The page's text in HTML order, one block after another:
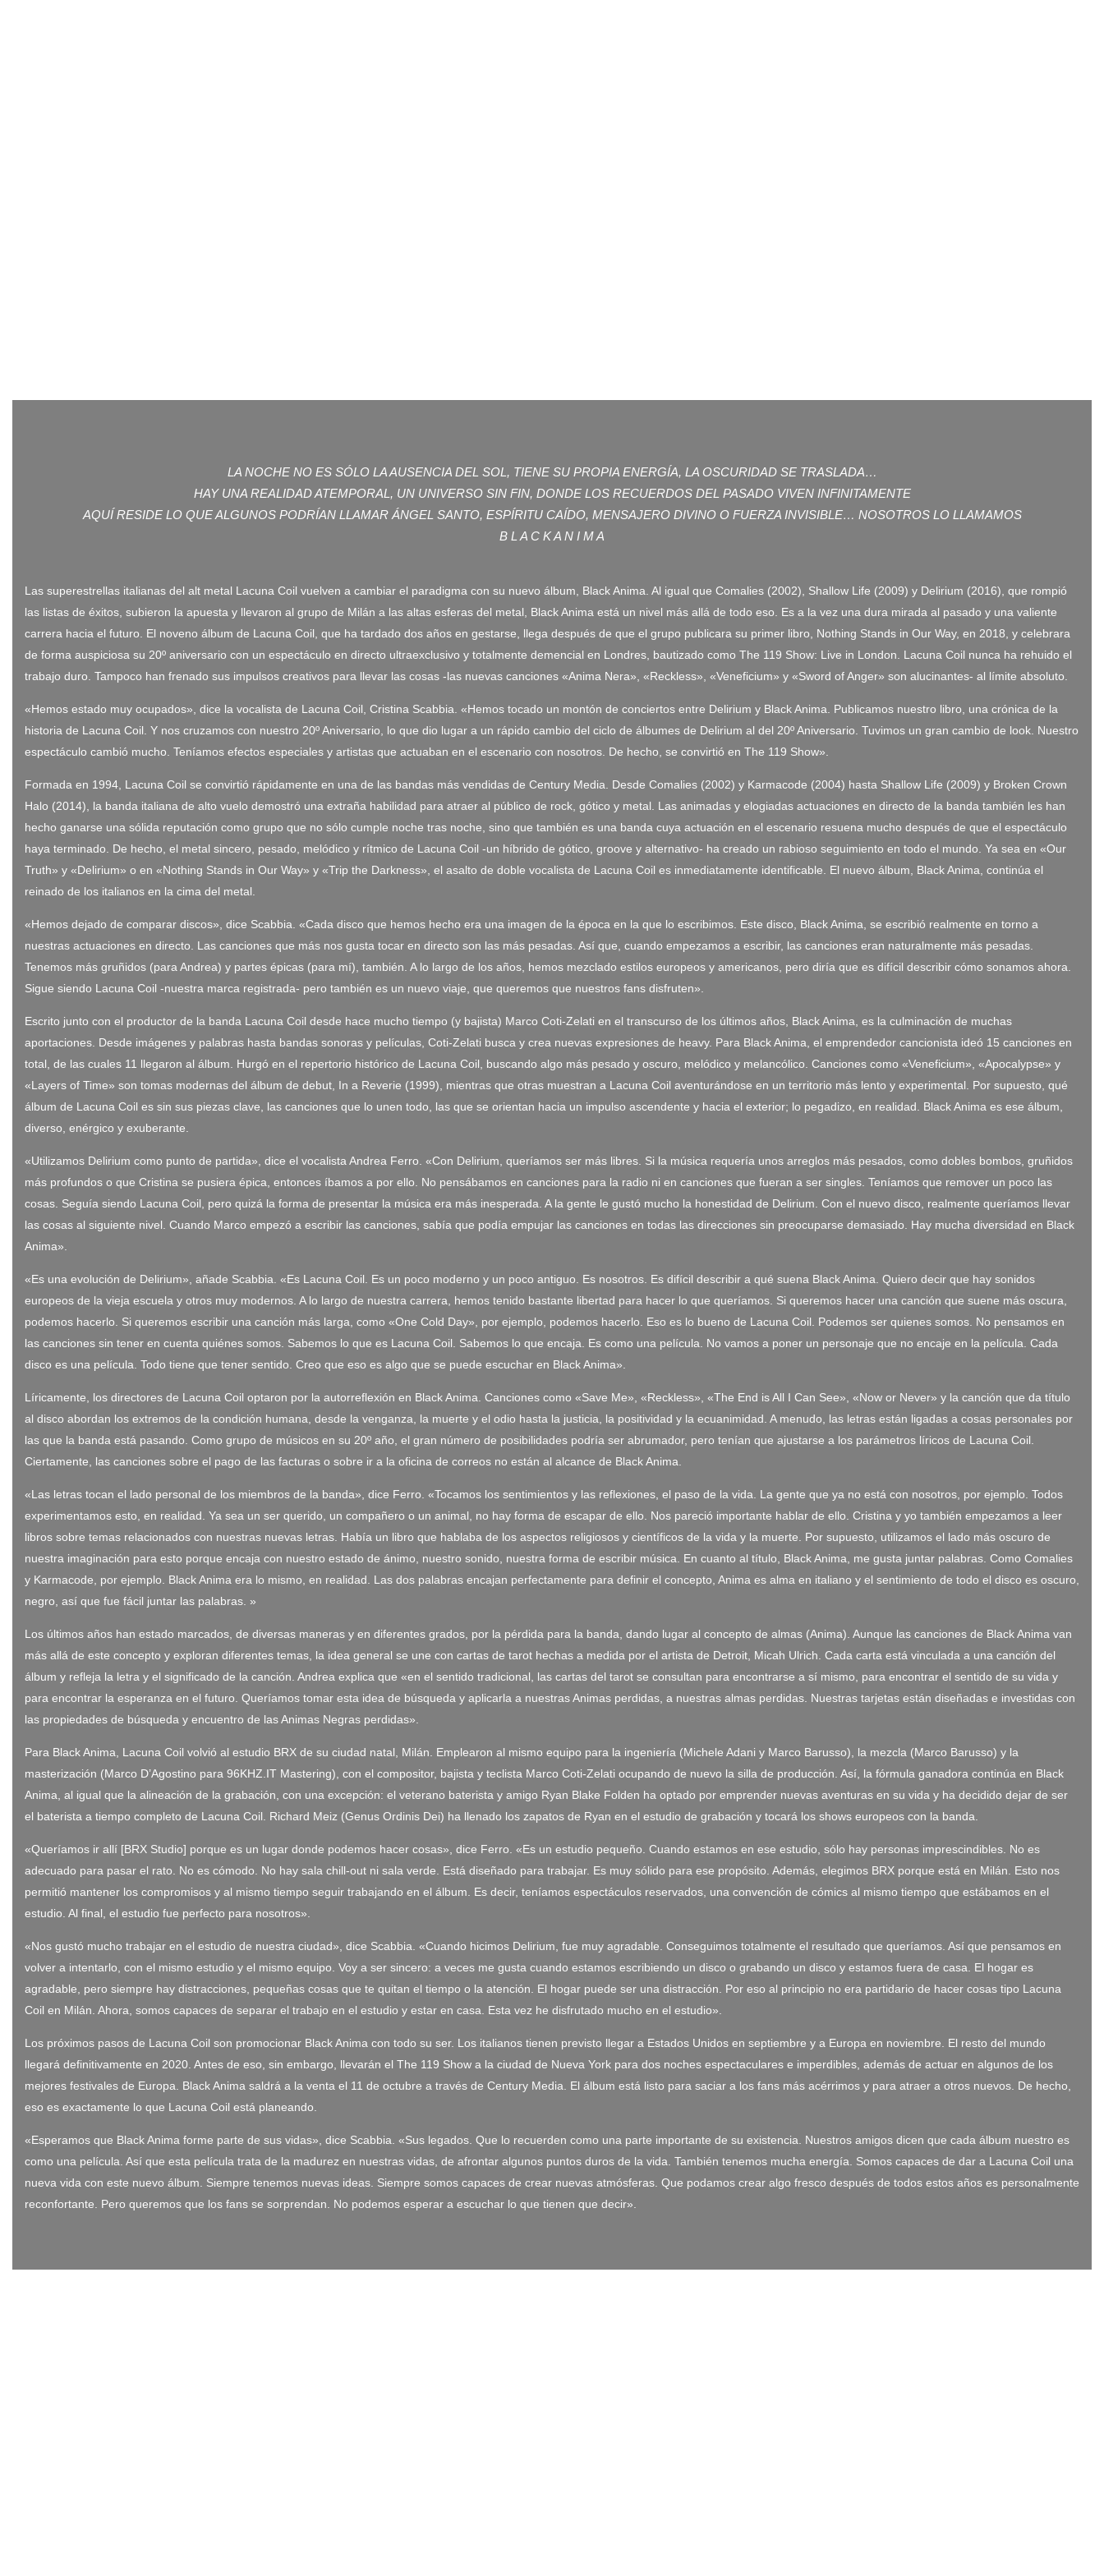
LA NOCHE NO ES SÓLO LA AUSENCIA DEL SOL, TIENE SU PROPIA ENERGÍA, LA OSCURIDAD SE TRASLADA…
HAY UNA REALIDAD ATEMPORAL, UN UNIVERSO SIN FIN, DONDE LOS RECUERDOS DEL PASADO VIVEN INFINITAMENTE
AQUÍ RESIDE LO QUE ALGUNOS PODRÍAN LLAMAR ÁNGEL SANTO, ESPÍRITU CAÍDO, MENSAJERO DIVINO O FUERZA INVISIBLE… NOSOTROS LO LLAMAMOS
B L A C K A N I M A
Las superestrellas italianas del alt metal Lacuna Coil vuelven a cambiar el paradigma con su nuevo álbum, Black Anima. Al igual que Comalies (2002), Shallow Life (2009) y Delirium (2016), que rompió
las listas de éxitos, subieron la apuesta y llevaron al grupo de Milán a las altas esferas del metal, Black Anima está un nivel más allá de todo eso. Es a la vez una dura mirada al pasado y una valiente
carrera hacia el futuro. El noveno álbum de Lacuna Coil, que ha tardado dos años en gestarse, llega después de que el grupo publicara su primer libro, Nothing Stands in Our Way, en 2018, y celebrara
de forma auspiciosa su 20º aniversario con un espectáculo en directo ultraexclusivo y totalmente demencial en Londres, bautizado como The 119 Show: Live in London. Lacuna Coil nunca ha rehuido el
trabajo duro. Tampoco han frenado sus impulsos creativos para llevar las cosas -las nuevas canciones «Anima Nera», «Reckless», «Veneficium» y «Sword of Anger» son alucinantes- al límite absoluto.
«Hemos estado muy ocupados», dice la vocalista de Lacuna Coil, Cristina Scabbia. «Hemos tocado un montón de conciertos entre Delirium y Black Anima. Publicamos nuestro libro, una crónica de la
historia de Lacuna Coil. Y nos cruzamos con nuestro 20º Aniversario, lo que dio lugar a un rápido cambio del ciclo de álbumes de Delirium al del 20º Aniversario. Tuvimos un gran cambio de look. Nuestro
espectáculo cambió mucho. Teníamos efectos especiales y artistas que actuaban en el escenario con nosotros. De hecho, se convirtió en The 119 Show».
Formada en 1994, Lacuna Coil se convirtió rápidamente en una de las bandas más vendidas de Century Media. Desde Comalies (2002) y Karmacode (2004) hasta Shallow Life (2009) y Broken Crown
Halo (2014), la banda italiana de alto vuelo demostró una extraña habilidad para atraer al público de rock, gótico y metal. Las animadas y elogiadas actuaciones en directo de la banda también les han
hecho ganarse una sólida reputación como grupo que no sólo cumple noche tras noche, sino que también es una banda cuya actuación en el escenario resuena mucho después de que el espectáculo
haya terminado. De hecho, el metal sincero, pesado, melódico y rítmico de Lacuna Coil -un híbrido de gótico, groove y alternativo- ha creado un rabioso seguimiento en todo el mundo. Ya sea en «Our
Truth» y «Delirium» o en «Nothing Stands in Our Way» y «Trip the Darkness», el asalto de doble vocalista de Lacuna Coil es inmediatamente identificable. El nuevo álbum, Black Anima, continúa el
reinado de los italianos en la cima del metal.
«Hemos dejado de comparar discos», dice Scabbia. «Cada disco que hemos hecho era una imagen de la época en la que lo escribimos. Este disco, Black Anima, se escribió realmente en torno a
nuestras actuaciones en directo. Las canciones que más nos gusta tocar en directo son las más pesadas. Así que, cuando empezamos a escribir, las canciones eran naturalmente más pesadas.
Tenemos más gruñidos (para Andrea) y partes épicas (para mí), también. A lo largo de los años, hemos mezclado estilos europeos y americanos, pero diría que es difícil describir cómo sonamos ahora.
Sigue siendo Lacuna Coil -nuestra marca registrada- pero también es un nuevo viaje, que queremos que nuestros fans disfruten».
Escrito junto con el productor de la banda Lacuna Coil desde hace mucho tiempo (y bajista) Marco Coti-Zelati en el transcurso de los últimos años, Black Anima, es la culminación de muchas
aportaciones. Desde imágenes y palabras hasta bandas sonoras y películas, Coti-Zelati busca y crea nuevas expresiones de heavy. Para Black Anima, el emprendedor cancionista ideó 15 canciones en
total, de las cuales 11 llegaron al álbum. Hurgó en el repertorio histórico de Lacuna Coil, buscando algo más pesado y oscuro, melódico y melancólico. Canciones como «Veneficium», «Apocalypse» y
«Layers of Time» son tomas modernas del álbum de debut, In a Reverie (1999), mientras que otras muestran a Lacuna Coil aventurándose en un territorio más lento y experimental. Por supuesto, qué
álbum de Lacuna Coil es sin sus piezas clave, las canciones que lo unen todo, las que se orientan hacia un impulso ascendente y hacia el exterior; lo pegadizo, en realidad. Black Anima es ese álbum,
diverso, enérgico y exuberante.
«Utilizamos Delirium como punto de partida», dice el vocalista Andrea Ferro. «Con Delirium, queríamos ser más libres. Si la música requería unos arreglos más pesados, como dobles bombos, gruñidos
más profundos o que Cristina se pusiera épica, entonces íbamos a por ello. No pensábamos en canciones para la radio ni en canciones que fueran a ser singles. Teníamos que remover un poco las
cosas. Seguía siendo Lacuna Coil, pero quizá la forma de presentar la música era más inesperada. A la gente le gustó mucho la honestidad de Delirium. Con el nuevo disco, realmente queríamos llevar
las cosas al siguiente nivel. Cuando Marco empezó a escribir las canciones, sabía que podía empujar las canciones en todas las direcciones sin preocuparse demasiado. Hay mucha diversidad en Black
Anima».
«Es una evolución de Delirium», añade Scabbia. «Es Lacuna Coil. Es un poco moderno y un poco antiguo. Es nosotros. Es difícil describir a qué suena Black Anima. Quiero decir que hay sonidos
europeos de la vieja escuela y otros muy modernos. A lo largo de nuestra carrera, hemos tenido bastante libertad para hacer lo que queríamos. Si queremos hacer una canción que suene más oscura,
podemos hacerlo. Si queremos escribir una canción más larga, como «One Cold Day», por ejemplo, podemos hacerlo. Eso es lo bueno de Lacuna Coil. Podemos ser quienes somos. No pensamos en
las canciones sin tener en cuenta quiénes somos. Sabemos lo que es Lacuna Coil. Sabemos lo que encaja. Es como una película. No vamos a poner un personaje que no encaje en la película. Cada
disco es una película. Todo tiene que tener sentido. Creo que eso es algo que se puede escuchar en Black Anima».
Líricamente, los directores de Lacuna Coil optaron por la autorreflexión en Black Anima. Canciones como «Save Me», «Reckless», «The End is All I Can See», «Now or Never» y la canción que da título
al disco abordan los extremos de la condición humana, desde la venganza, la muerte y el odio hasta la justicia, la positividad y la ecuanimidad. A menudo, las letras están ligadas a cosas personales por
las que la banda está pasando. Como grupo de músicos en su 20º año, el gran número de posibilidades podría ser abrumador, pero tenían que ajustarse a los parámetros líricos de Lacuna Coil.
Ciertamente, las canciones sobre el pago de las facturas o sobre ir a la oficina de correos no están al alcance de Black Anima.
«Las letras tocan el lado personal de los miembros de la banda», dice Ferro. «Tocamos los sentimientos y las reflexiones, el paso de la vida. La gente que ya no está con nosotros, por ejemplo. Todos
experimentamos esto, en realidad. Ya sea un ser querido, un compañero o un animal, no hay forma de escapar de ello. Nos pareció importante hablar de ello. Cristina y yo también empezamos a leer
libros sobre temas relacionados con nuestras nuevas letras. Había un libro que hablaba de los aspectos religiosos y científicos de la vida y la muerte. Por supuesto, utilizamos el lado más oscuro de
nuestra imaginación para esto porque encaja con nuestro estado de ánimo, nuestro sonido, nuestra forma de escribir música. En cuanto al título, Black Anima, me gusta juntar palabras. Como Comalies
y Karmacode, por ejemplo. Black Anima era lo mismo, en realidad. Las dos palabras encajan perfectamente para definir el concepto, Anima es alma en italiano y el sentimiento de todo el disco es oscuro,
negro, así que fue fácil juntar las palabras. »
Los últimos años han estado marcados, de diversas maneras y en diferentes grados, por la pérdida para la banda, dando lugar al concepto de almas (Anima). Aunque las canciones de Black Anima van
más allá de este concepto y exploran diferentes temas, la idea general se une con cartas de tarot hechas a medida por el artista de Detroit, Micah Ulrich. Cada carta está vinculada a una canción del
álbum y refleja la letra y el significado de la canción. Andrea explica que «en el sentido tradicional, las cartas del tarot se consultan para encontrarse a sí mismo, para encontrar el sentido de su vida y
para encontrar la esperanza en el futuro. Queríamos tomar esta idea de búsqueda y aplicarla a nuestras Animas perdidas, a nuestras almas perdidas. Nuestras tarjetas están diseñadas e investidas con
las propiedades de búsqueda y encuentro de las Animas Negras perdidas».
Para Black Anima, Lacuna Coil volvió al estudio BRX de su ciudad natal, Milán. Emplearon al mismo equipo para la ingeniería (Michele Adani y Marco Barusso), la mezcla (Marco Barusso) y la
masterización (Marco D’Agostino para 96KHZ.IT Mastering), con el compositor, bajista y teclista Marco Coti-Zelati ocupando de nuevo la silla de producción. Así, la fórmula ganadora continúa en Black
Anima, al igual que la alineación de la grabación, con una excepción: el veterano baterista y amigo Ryan Blake Folden ha optado por emprender nuevas aventuras en su vida y ha decidido dejar de ser
el baterista a tiempo completo de Lacuna Coil. Richard Meiz (Genus Ordinis Dei) ha llenado los zapatos de Ryan en el estudio de grabación y tocará los shows europeos con la banda.
«Queríamos ir allí [BRX Studio] porque es un lugar donde podemos hacer cosas», dice Ferro. «Es un estudio pequeño. Cuando estamos en ese estudio, sólo hay personas imprescindibles. No es
adecuado para pasar el rato. No es cómodo. No hay sala chill-out ni sala verde. Está diseñado para trabajar. Es muy sólido para ese propósito. Además, elegimos BRX porque está en Milán. Esto nos
permitió mantener los compromisos y al mismo tiempo seguir trabajando en el álbum. Es decir, teníamos espectáculos reservados, una convención de cómics al mismo tiempo que estábamos en el
estudio. Al final, el estudio fue perfecto para nosotros».
«Nos gustó mucho trabajar en el estudio de nuestra ciudad», dice Scabbia. «Cuando hicimos Delirium, fue muy agradable. Conseguimos totalmente el resultado que queríamos. Así que pensamos en
volver a intentarlo, con el mismo estudio y el mismo equipo. Voy a ser sincero: a veces me gusta cuando estamos escribiendo un disco o grabando un disco y estamos fuera de casa. El hogar es
agradable, pero siempre hay distracciones, pequeñas cosas que te quitan el tiempo o la atención. El hogar puede ser una distracción. Por eso al principio no era partidario de hacer cosas tipo Lacuna
Coil en Milán. Ahora, somos capaces de separar el trabajo en el estudio y estar en casa. Esta vez he disfrutado mucho en el estudio».
Los próximos pasos de Lacuna Coil son promocionar Black Anima con todo su ser. Los italianos tienen previsto llegar a Estados Unidos en septiembre y a Europa en noviembre. El resto del mundo
llegará definitivamente en 2020. Antes de eso, sin embargo, llevarán el The 119 Show a la ciudad de Nueva York para dos noches espectaculares e imperdibles, además de actuar en algunos de los
mejores festivales de Europa. Black Anima saldrá a la venta el 11 de octubre a través de Century Media. El álbum está listo para saciar a los fans más acérrimos y para atraer a otros nuevos. De hecho,
eso es exactamente lo que Lacuna Coil está planeando.
«Esperamos que Black Anima forme parte de sus vidas», dice Scabbia. «Sus legados. Que lo recuerden como una parte importante de su existencia. Nuestros amigos dicen que cada álbum nuestro es
como una película. Así que esta película trata de la madurez en nuestras vidas, de afrontar algunos puntos duros de la vida. También tenemos mucha energía. Somos capaces de dar a Lacuna Coil una
nueva vida con este nuevo álbum. Siempre tenemos nuevas ideas. Siempre somos capaces de crear nuevas atmósferas. Que podamos crear algo fresco después de todos estos años es personalmente
reconfortante. Pero queremos que los fans se sorprendan. No podemos esperar a escuchar lo que tienen que decir».